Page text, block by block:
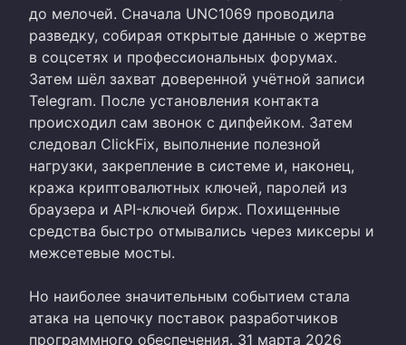
до мелочей. Сначала UNC1069 проводила
разведку, собирая открытые данные о жертве
в соцсетях и профессиональных форумах.
Затем шёл захват доверенной учётной записи
Telegram. После установления контакта
происходил сам звонок с дипфейком. Затем
следовал ClickFix, выполнение полезной
нагрузки, закрепление в системе и, наконец,
кража криптовалютных ключей, паролей из
браузера и API-ключей бирж. Похищенные
средства быстро отмывались через миксеры и
межсетевые мосты.
Но наиболее значительным событием стала
атака на цепочку поставок разработчиков
программного обеспечения. 31 марта 2026